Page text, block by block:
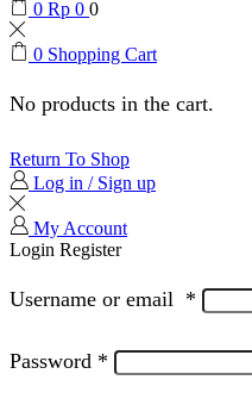
0 Rp 0 0
0 Shopping Cart
No products in the cart.
Return To Shop
Log in / Sign up
My Account
Login Register
Username or email *
Password *